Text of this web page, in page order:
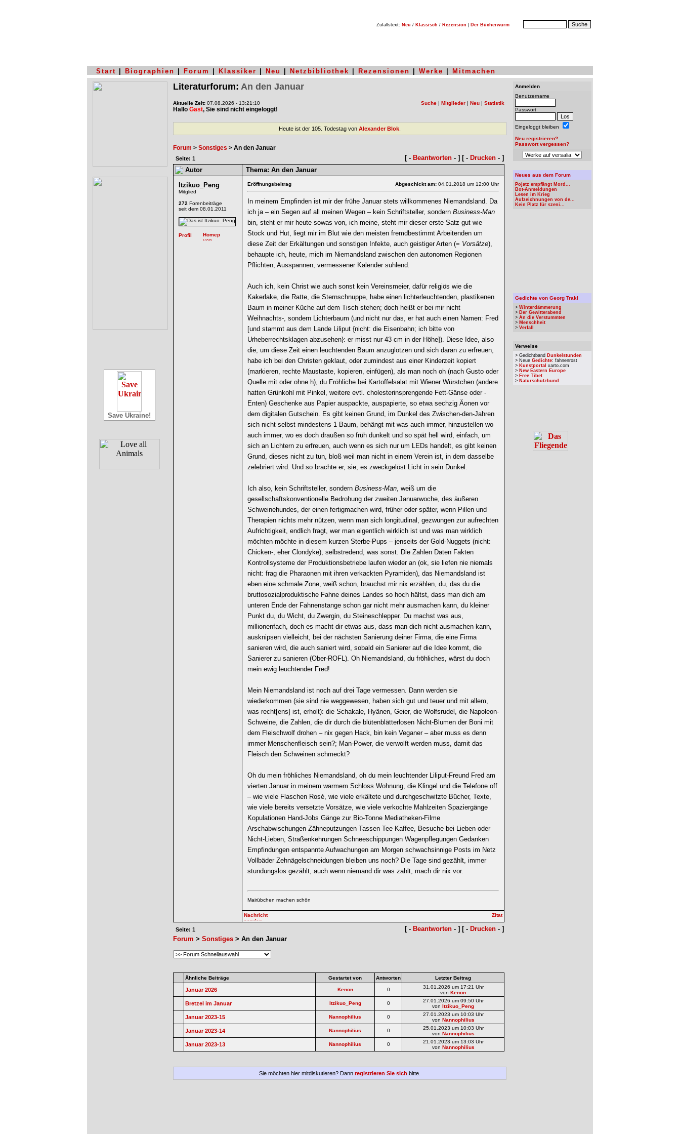
Zufallstext: Neu / Klassisch / Rezension Der Bücherwurm
Start Biographien Forum Klassiker Neu Netzbibliothek Rezensionen Werke Mitmachen
Save Ukraine!
Literaturforum: An den Januar
Aktuelle Zeit: 07.08.2026 - 13:21:10
Hallo Gast, Sie sind nicht eingeloggt!
Suche | Mitglieder | Neu | Statistik
Heute ist der 105. Todestag von Alexander Blok
Forum > Sonstiges > An den Januar
Seite: 1 [ - Beantworten - ] [ - Drucken - ]
Autor
Thema: An den Januar
Itzikuo_Peng
Mitglied
272 Forenbeiträge
seit dem 08.01.2011
Eröffnungsbeitrag Abgeschickt am: 04.01.2018 um 12:00 Uhr
In meinem Empfinden ist mir der frühe Januar stets willkommenes Niemandsland. Da
ich ja – ein Segen auf all meinen Wegen – kein Schriftsteller, sondern Business-Man
bin, steht er mir heute sowas von, ich meine, steht mir dieser erste Satz gut wie
Stock und Hut, liegt mir im Blut wie den meisten fremdbestimmt Arbeitenden um
diese Zeit der Erkältungen und sonstigen Infekte, auch geistiger Arten (= Vorsätze),
behaupte ich, heute, mich im Niemandsland zwischen den autonomen Regionen
Pflichten, Ausspannen, vermessener Kalender suhlend.
Auch ich, kein Christ wie auch sonst kein Vereinsmeier, dafür religiös wie die
Kakerlake, die Ratte, die Sternschnuppe, habe einen lichterleuchtenden, plastikenen
Baum in meiner Küche auf dem Tisch stehen; doch heißt er bei mir nicht
Weihnachts-, sondern Lichterbaum (und nicht nur das, er hat auch einen Namen: Fred
[und stammt aus dem Lande Liliput {nicht: die Eisenbahn; ich bitte von
Urheberrechtsklagen abzusehen}: er misst nur 43 cm in der Höhe]). Diese Idee, also
die, um diese Zeit einen leuchtenden Baum anzuglotzen und sich daran zu erfreuen,
habe ich bei den Christen geklaut, oder zumindest aus einer Kinderzeit kopiert
(markieren, rechte Maustaste, kopieren, einfügen), als man noch oh (nach Gusto oder
Quelle mit oder ohne h), du Fröhliche bei Kartoffelsalat mit Wiener Würstchen (andere
hatten Grünkohl mit Pinkel, weitere evtl. cholesterinsprengende Fett-Gänse oder -
Enten) Geschenke aus Papier auspackte, auspapierte, so etwa sechzig Äonen vor
dem digitalen Gutschein. Es gibt keinen Grund, im Dunkel des Zwischen-den-Jahren
sich nicht selbst mindestens 1 Baum, behängt mit was auch immer, hinzustellen wo
auch immer, wo es doch draußen so früh dunkelt und so spät hell wird, einfach, um
sich an Lichtern zu erfreuen, auch wenn es sich nur um LEDs handelt, es gibt keinen
Grund, dieses nicht zu tun, bloß weil man nicht in einem Verein ist, in dem dasselbe
zelebriert wird. Und so brachte er, sie, es zweckgelöst Licht in sein Dunkel.
Ich also, kein Schriftsteller, sondern Business-Man, weiß um die
gesellschaftskonventionelle Bedrohung der zweiten Januarwoche, des äußeren
Schweinehundes, der einen fertigmachen wird, früher oder später, wenn Pillen und
Therapien nichts mehr nützen, wenn man sich longitudinal, gezwungen zur aufrechten
Aufrichtigkeit, endlich fragt, wer man eigentlich wirklich ist und was man wirklich
möchten möchte in diesem kurzen Sterbe-Pups – jenseits der Gold-Nuggets (nicht:
Chicken-, eher Clondyke), selbstredend, was sonst. Die Zahlen Daten Fakten
Kontrollsysteme der Produktionsbetriebe laufen wieder an (ok, sie liefen nie niemals
nicht: frag die Pharaonen mit ihren verkackten Pyramiden), das Niemandsland ist
eben eine schmale Zone, weiß schon, brauchst mir nix erzählen, du, das du die
bruttosozialproduktische Fahne deines Landes so hoch hältst, dass man dich am
unteren Ende der Fahnenstange schon gar nicht mehr ausmachen kann, du kleiner
Punkt du, du Wicht, du Zwergin, du Steineschlepper. Du machst was aus,
millionenfach, doch es macht dir etwas aus, dass man dich nicht ausmachen kann,
ausknipsen vielleicht, bei der nächsten Sanierung deiner Firma, die eine Firma
sanieren wird, die auch saniert wird, sobald ein Sanierer auf die Idee kommt, die
Sanierer zu sanieren (Ober-ROFL). Oh Niemandsland, du fröhliches, wärst du doch
mein ewig leuchtender Fred!
Mein Niemandsland ist noch auf drei Tage vermessen. Dann werden sie
wiederkommen (sie sind nie weggewesen, haben sich gut und teuer und mit allem,
was recht[ens] ist, erholt): die Schakale, Hyänen, Geier, die Wolfsrudel, die Napoleon-
Schweine, die Zahlen, die dir durch die blütenblätterlosen Nicht-Blumen der Boni mit
dem Fleischwolf drohen – nix gegen Hack, bin kein Veganer – aber muss es denn
immer Menschenfleisch sein?; Man-Power, die verwolft werden muss, damit das
Fleisch den Schweinen schmeckt?
Oh du mein fröhliches Niemandsland, oh du mein leuchtender Liliput-Freund Fred am
vierten Januar in meinem warmem Schloss Wohnung, die Klingel und die Telefone off
– wie viele Flaschen Rosé, wie viele erkältete und durchgeschwitzte Bücher, Texte,
wie viele bereits versetzte Vorsätze, wie viele verkochte Mahlzeiten Spaziergänge
Kopulationen Hand-Jobs Gänge zur Bio-Tonne Mediatheken-Filme
Arschabwischungen Zähneputzungen Tassen Tee Kaffee, Besuche bei Lieben oder
Nicht-Lieben, Straßenkehrungen Schneeschippungen Wagenpflegungen Gedanken
Empfindungen entspannte Aufwachungen am Morgen schwachsinnige Posts im Netz
Vollbäder Zehnägelschneidungen bleiben uns noch? Die Tage sind gezählt, immer
stundungslos gezählt, auch wenn niemand dir was zahlt, mach dir nix vor.
Mairübchen machen schön
Seite: 1 [ - Beantworten - ] [ - Drucken - ]
Forum > Sonstiges > An den Januar
Ähnliche Beiträge Gestartet von Antworten Letzter Beitrag
Januar 2026 Kenon 0
31.01.2026 um 17:21 Uhr
von Kenon
Bretzel im Januar Itzikuo_Peng 0
27.01.2026 um 09:50 Uhr
von Itzikuo_Peng
Januar 2023-15 Nannophilius 0
27.01.2023 um 10:03 Uhr
von Nannophilius
Januar 2023-14 Nannophilius 0
25.01.2023 um 10:03 Uhr
von Nannophilius
Januar 2023-13 Nannophilius 0
21.01.2023 um 13:03 Uhr
von Nannophilius
Sie möchten hier mitdiskutieren? Dann registrieren Sie sich bitte.
Anmelden
Benutzername
Passwort
Eingeloggt bleiben
Neu registrieren?
Passwort vergessen?
Neues aus dem Forum
Pojatz empfängt Mord...
Bot-Anmeldungen
Lesen im Krieg
Aufzeichnungen von de...
Kein Platz für szeni...
Gedichte von Georg Trakl
> Winterdämmerung
> Der Gewitterabend
> An die Verstummten
> Menschheit
> Verfall
Verweise
> Gedichtband Dunkelstunden
> Neue Gedichte: fahnenrost
> Kunstportal xarto.com
> New Eastern Europe
> Free Tibet
> Naturschutzbund